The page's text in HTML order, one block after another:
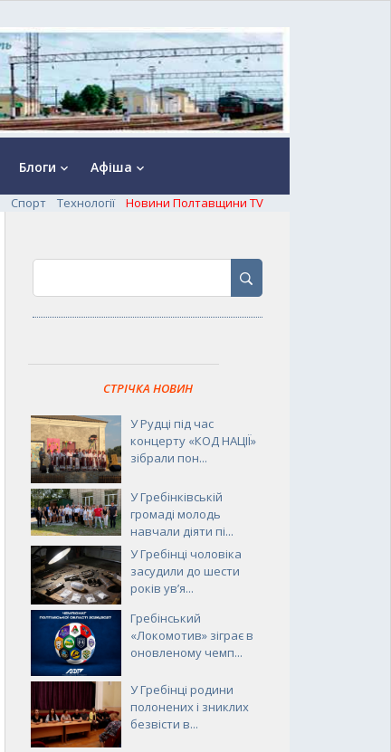
Блоги keyboard_arrow_down Афіша keyboard_arrow_down
Спорт Технології Новини Полтавщини TV
СТРІЧКА НОВИН
У Рудці під час
концерту «КОД НАЦІЇ»
зібрали пон...
У Гребінківській
громаді молодь
навчали діяти пі...
У Гребінці чоловіка
засудили до шести
років ув’я...
Гребінський
«Локомотив» зіграє в
оновленому чемп...
У Гребінці родини
полонених і зниклих
безвісти в...